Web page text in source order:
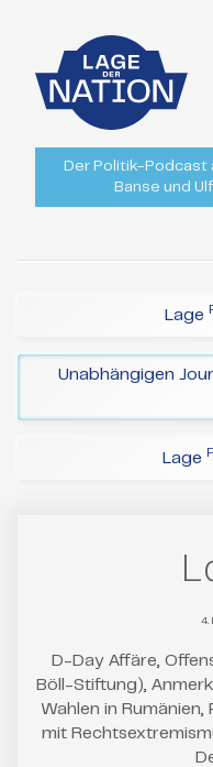
Der Politik-Podcast
Banse und
Lage
Unabhängigen
Lage
4.
D-Day Affäre,
Böll-Stiftung),
Wahlen in
mit